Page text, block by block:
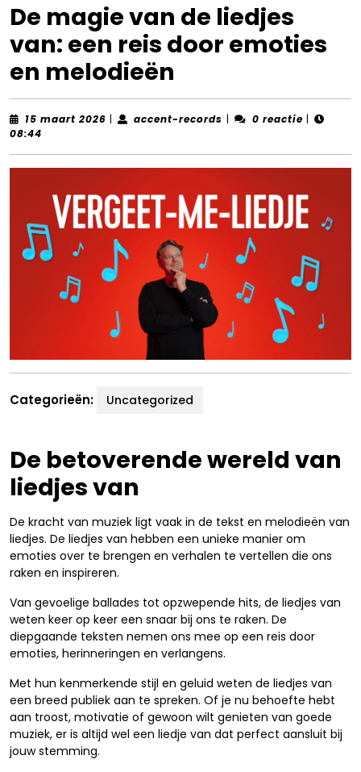
De magie van de liedjes
van: een reis door emoties
en melodieën
15 maart 2026 15| accent-records accent-
| 0 reactie |
08:44
Categorieën: Uncategorized
De betoverende wereld van
liedjes van
De kracht van muziek ligt vaak in de tekst en melodieën van
liedjes. De liedjes van hebben een unieke manier om
emoties over te brengen en verhalen te vertellen die ons
raken en inspireren.
Van gevoelige ballades tot opzwepende hits, de liedjes van
weten keer op keer een snaar bij ons te raken. De
diepgaande teksten nemen ons mee op een reis door
emoties, herinneringen en verlangens.
Met hun kenmerkende stijl en geluid weten de liedjes van
een breed publiek aan te spreken. Of je nu behoefte hebt
aan troost, motivatie of gewoon wilt genieten van goede
muziek, er is altijd wel een liedje van dat perfect aansluit bij
jouw stemming.